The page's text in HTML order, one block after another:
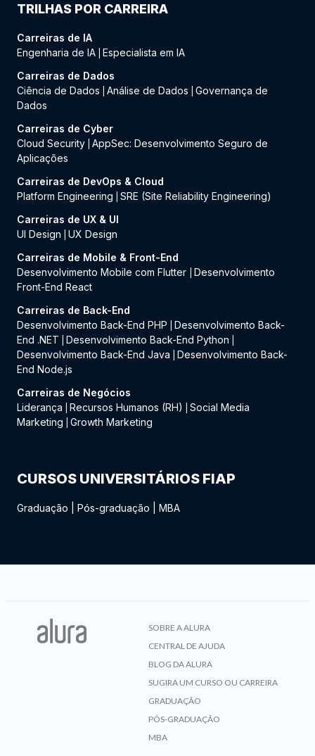
TRILHAS POR CARREIRA
Carreiras de IA
Engenharia de IA Especialista em IA
Carreiras de Dados
Ciência de Dados
Análise de Dados
Governança de
Dados
Carreiras de Cyber
Cloud Security AppSec: Desenvolvimento Seguro de
Aplicações
Carreiras de DevOps & Cloud
Platform Engineering
SRE (Site Reliability Engineering)
Carreiras de UX & UI
UI Design
UX Design
Carreiras de Mobile & Front-End
Desenvolvimento Mobile com Flutter
Desenvolvimento
Front-End React
Carreiras de Back-End
Desenvolvimento Back-End PHP
Desenvolvimento Back-
End .NET
Desenvolvimento Back-End Python
Desenvolvimento Back-End Java
Desenvolvimento Back-
End Node.js
Carreiras de Negócios
Liderança
Recursos Humanos (RH)
Social Media
Marketing
Growth Marketing
CURSOS UNIVERSITÁRIOS FIAP
Graduação Pós-graduação MBA
SOBRE A ALURA
CENTRAL DE AJUDA
BLOG DA ALURA
SUGIRA UM CURSO OU CARREIRA
GRADUAÇÃO
PÓS-GRADUAÇÃO
MBA